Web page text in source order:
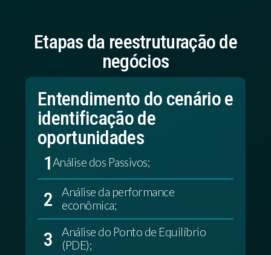
Etapas da reestruturação de
negócios
Entendimento do cenário e
identificação de
oportunidades
1Análise dos Passivos;
2
Análise da performance
econômica;
3
Análise do Ponto de Equilíbrio
(PDE);